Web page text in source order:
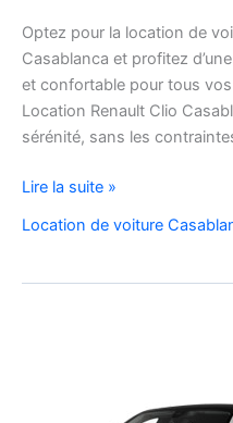
Optez pour la location de
Casablanca et profitez
et confortable pour tous
Location Renault Clio
sérénité, sans les
Location
Voiture
Clio
Lire la suite »
Location de voiture